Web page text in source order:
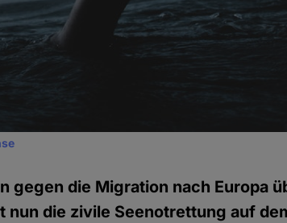
gegen die Migration nach Europa
nun die zivile Seenotrettung auf